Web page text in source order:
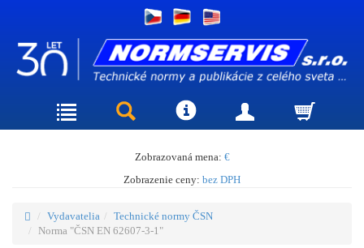
Zobrazovaná mena: €
Zobrazenie ceny: bez DPH
Vydavatelia
Technické normy ČSN
Norma "ČSN EN 62607-3-1"